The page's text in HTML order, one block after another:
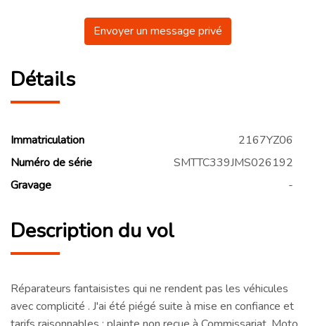
Envoyer un message privé
Détails
Immatriculation
2167YZ06
Numéro de série
SMTTC339JMS026192
Gravage
-
Description du vol
Réparateurs fantaisistes qui ne rendent pas les véhicules
avec complicité . J'ai été piégé suite à mise en confiance et